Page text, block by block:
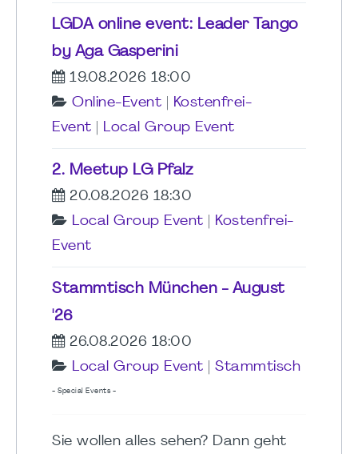
LGDA online event: Leader Tango
by Aga Gasperini
19.08.2026 18:00
Online-Event
Kostenfrei-
Event
Local Group Event
2. Meetup LG Pfalz
20.08.2026 18:30
Local Group Event
Kostenfrei-
Event
Stammtisch München - August
'26
26.08.2026 18:00
Local Group Event
Stammtisch
- Special Events -
Sie wollen alles sehen? Dann geht